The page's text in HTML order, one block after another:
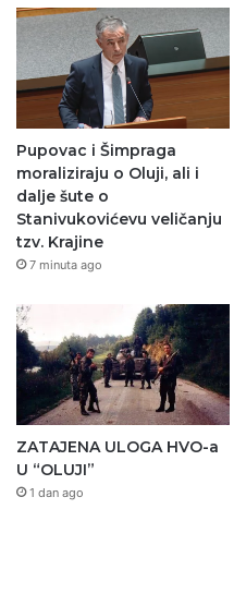
Pupovac i Šimpraga
moraliziraju o Oluji, ali i
dalje šute o
Stanivukovićevu veličanju
tzv. Krajine
7 minuta ago
ZATAJENA ULOGA HVO-a
U “OLUJI”
1 dan ago